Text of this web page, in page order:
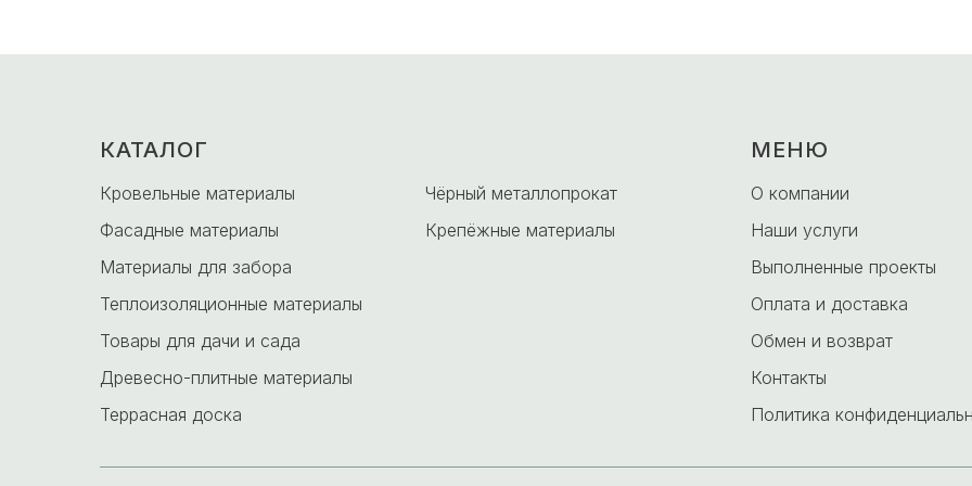
КАТАЛОГ
Кровельные материалы
Фасадные материалы
Материалы для забора
Теплоизоляционные материалы
Товары для дачи и сада
Древесно-плитные материалы
Террасная доска
Чёрный металлопрокат
Крепёжные материалы
МЕНЮ
О компании
Наши услуги
Выполненные проекты
Оплата и доставка
Обмен и возврат
Контакты
Политика